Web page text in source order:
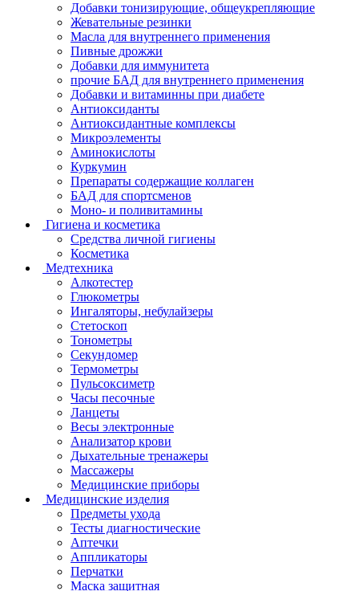
Добавки тонизирующие, общеукрепляющие
Жевательные резинки
Масла для внутреннего применения
Пивные дрожжи
Добавки для иммунитета
прочие БАД для внутреннего применения
Добавки и витаминны при диабете
Антиоксиданты
Антиоксидантные комплексы
Микроэлементы
Аминокислоты
Куркумин
Препараты содержащие коллаген
БАД для спортсменов
Моно- и поливитамины
Гигиена и косметика
Средства личной гигиены
Косметика
Медтехника
Алкотестер
Глюкометры
Ингаляторы, небулайзеры
Стетоскоп
Тонометры
Секундомер
Термометры
Пульсоксиметр
Часы песочные
Ланцеты
Весы электронные
Анализатор крови
Дыхательные тренажеры
Массажеры
Медицинские приборы
Медицинские изделия
Предметы ухода
Тесты диагностические
Аптечки
Аппликаторы
Перчатки
Маска защитная